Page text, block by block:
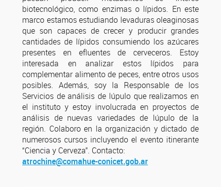
biotecnológico, como enzimas o lípidos. En este
marco estamos estudiando levaduras oleaginosas
que son capaces de crecer y producir grandes
cantidades de lípidos consumiendo los azúcares
presentes en efluentes de cerveceros. Estoy
interesada en analizar estos lípidos para
complementar alimento de peces, entre otros usos
posibles. Además, soy la Responsable de los
Servicios de análisis de lúpulo que realizamos en
el instituto y estoy involucrada en proyectos de
análisis de nuevas variedades de lúpulo de la
región. Colaboro en la organización y dictado de
numerosos cursos incluyendo el evento itinerante
“Ciencia y Cerveza”. Contacto:
atrochine@comahue-conicet.gob.ar